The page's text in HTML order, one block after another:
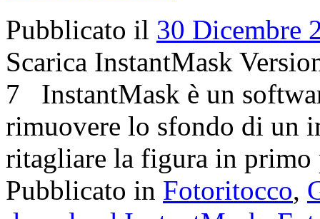
Pubblicato il 30 Dicembre
Scarica InstantMask
7 InstantMask è un
rimuovere lo sfondo di un
ritagliare la figura in
Pubblicato in Fotoritocco,